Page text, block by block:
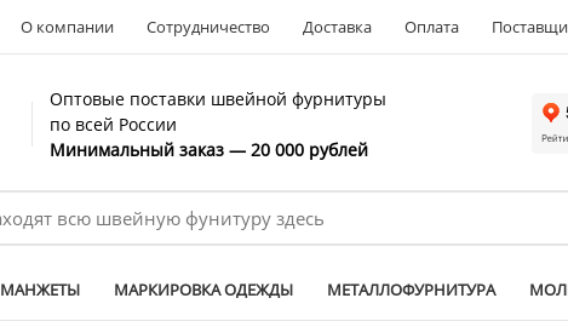
О компании Сотрудничество Доставка Оплата
Оптовые поставки швейной фурнитуры
по всей России
Минимальный заказ — 20 000 рублей
МАНЖЕТЫ МАРКИРОВКА ОДЕЖДЫ МЕТАЛЛОФУРНИТУРА